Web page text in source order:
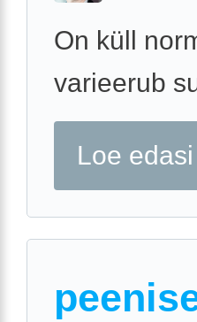
On küll
varieerub
Loe edasi